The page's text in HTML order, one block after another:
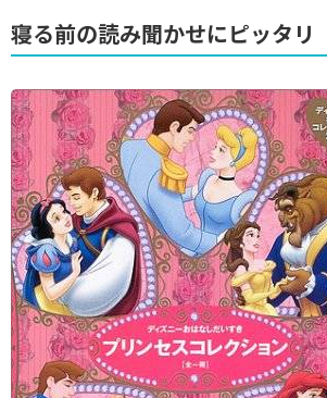
寝る前の読み聞かせにピッタリ